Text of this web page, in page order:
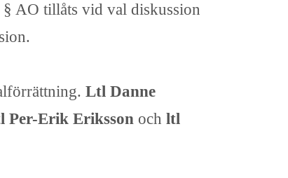
AO tillåts vid val diskussion
Ltl Danne
Per-Erik Eriksson och ltl